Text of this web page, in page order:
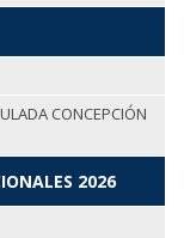
CONCEPCIÓN
2026